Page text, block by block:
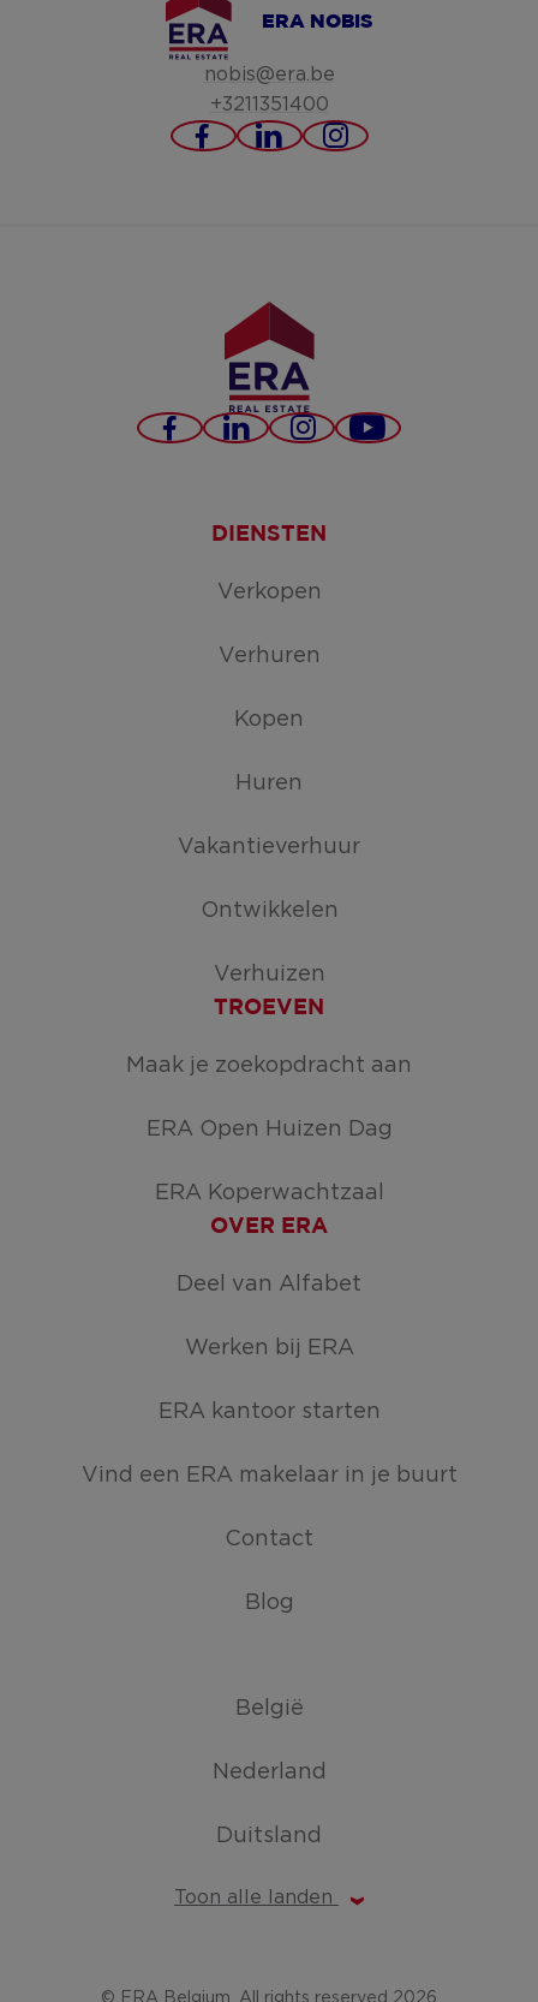
ERA NOBIS
nobis@era.be
+3211351400
https://https://https://
Facebook
LinkedInInstagramYouTube
DIENSTEN
Verkopen
Verhuren
Kopen
Huren
Vakantieverhuur
Ontwikkelen
Verhuizen
TROEVEN
Maak je zoekopdracht aan
ERA Open Huizen Dag
ERA Koperwachtzaal
OVER ERA
Deel van Alfabet
Werken bij ERA
ERA kantoor starten
Vind een ERA makelaar in je buurt
Contact
Blog
België
Nederland
Duitsland
Toon alle landen
© ERA Belgium, All rights reserved 2026